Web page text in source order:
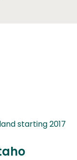
starting 2017